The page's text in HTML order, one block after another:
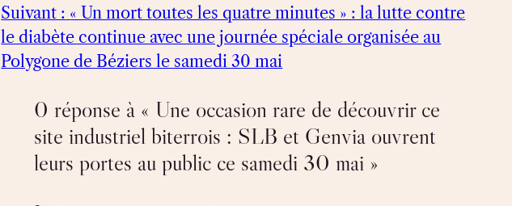
Suivant : « Un mort toutes les quatre minutes » : la lutte contre
le diabète continue avec une journée spéciale organisée au
Polygone de Béziers le samedi 30 mai
0 réponse à « Une occasion rare de découvrir ce
site industriel biterrois : SLB et Genvia ouvrent
leurs portes au public ce samedi 30 mai »